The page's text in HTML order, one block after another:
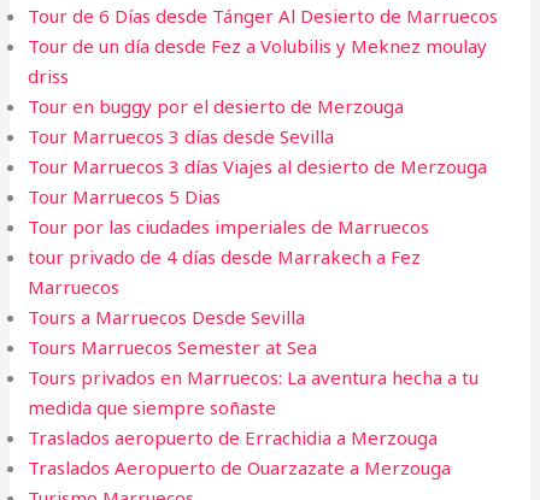
Tour de 6 Días desde Tánger Al Desierto de Marruecos
Tour de un día desde Fez a Volubilis y Meknez moulay
driss
Tour en buggy por el desierto de Merzouga
Tour Marruecos 3 días desde Sevilla
Tour Marruecos 3 días Viajes al desierto de Merzouga
Tour Marruecos 5 Dias
Tour por las ciudades imperiales de Marruecos
tour privado de 4 días desde Marrakech a Fez
Marruecos
Tours a Marruecos Desde Sevilla
Tours Marruecos Semester at Sea
Tours privados en Marruecos: La aventura hecha a tu
medida que siempre soñaste
Traslados aeropuerto de Errachidia a Merzouga
Traslados Aeropuerto de Ouarzazate a Merzouga